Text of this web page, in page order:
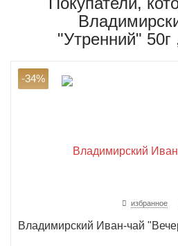
"Утренний" 50г
-34%
избранное
Владимирский Иван-чай